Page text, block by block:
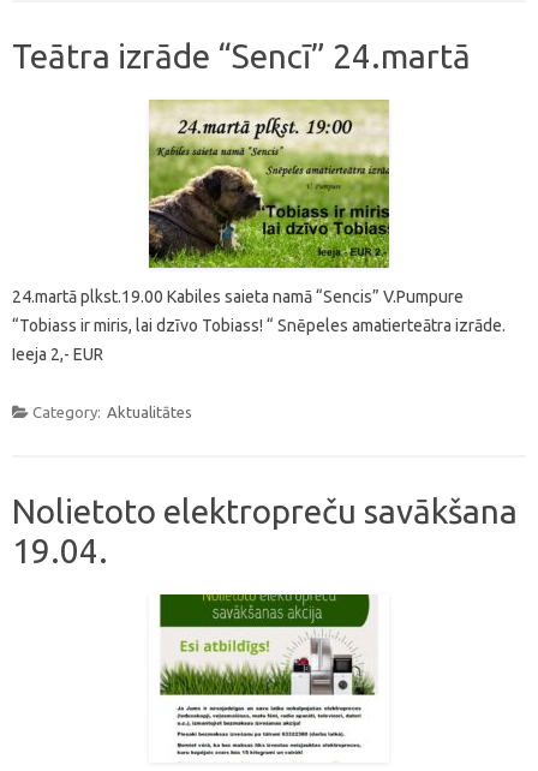
Teātra izrāde “Sencī” 24.martā
24.martā plkst.19.00 Kabiles saieta namā “Sencis” V.Pumpure
“Tobiass ir miris, lai dzīvo Tobiass! “ Snēpeles amatierteātra izrāde.
Ieeja 2,- EUR
Category: Aktualitātes
Nolietoto elektropreču savākšana
19.04.